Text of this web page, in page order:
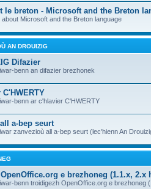
le breton - Microsoft and the Breton
about Microsoft and the Breton language
AN DROUIZIG
Difazier
benn an difazier brezhonek
benn ar c'hlavier C'HWERTY
a-bep seurt
zanvezioù all a-bep seurt (lec'hienn An
e brezhoneg (1.1.x, 2.x
benn troidigezh OpenOffice.org e brezhoneg